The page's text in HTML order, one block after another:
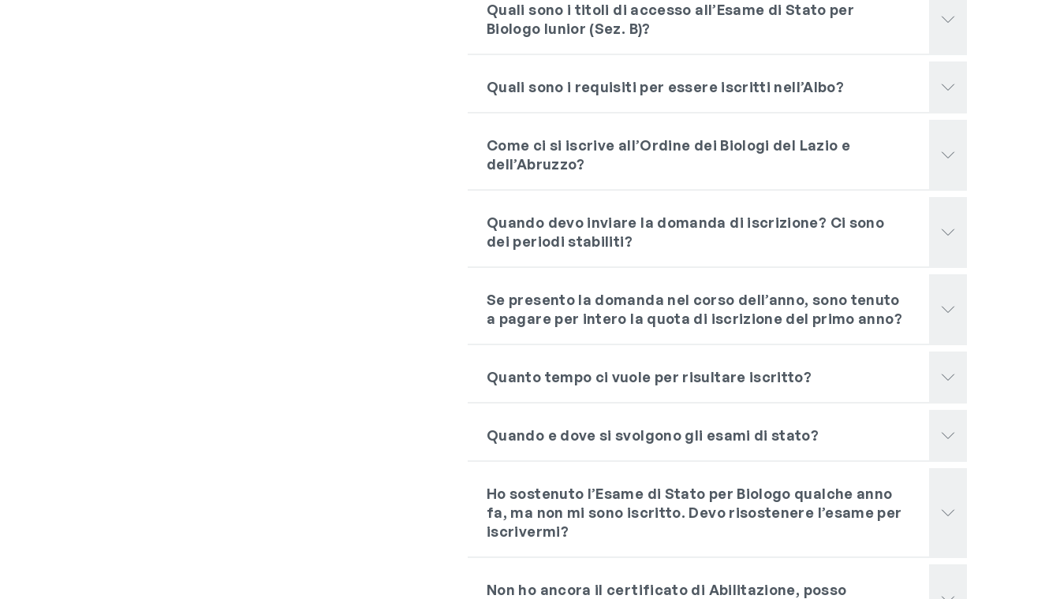
Quali sono i titoli di accesso all’Esame di Stato per
Biologo Iunior (Sez. B)?
Quali sono i requisiti per essere iscritti nell’Albo?
Come ci si iscrive all’Ordine dei Biologi del Lazio e
dell’Abruzzo?
Quando devo inviare la domanda di iscrizione? Ci sono
dei periodi stabiliti?
Se presento la domanda nel corso dell’anno, sono tenuto
a pagare per intero la quota di iscrizione del primo anno?
Quanto tempo ci vuole per risultare iscritto?
Quando e dove si svolgono gli esami di stato?
Ho sostenuto l’Esame di Stato per Biologo qualche anno
fa, ma non mi sono iscritto. Devo risostenere l’esame per
iscrivermi?
Non ho ancora il certificato di Abilitazione, posso